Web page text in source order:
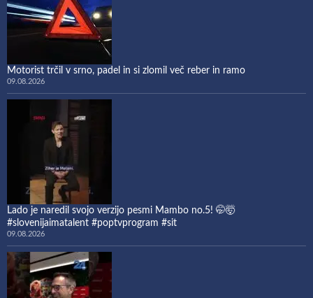
Motorist trčil v srno, padel in si zlomil več reber in ramo
09.08.2026
Lado je naredil svojo verzijo pesmi Mambo no.5! 🤭🤯
#slovenijaimatalent #poptvprogram #sit
09.08.2026